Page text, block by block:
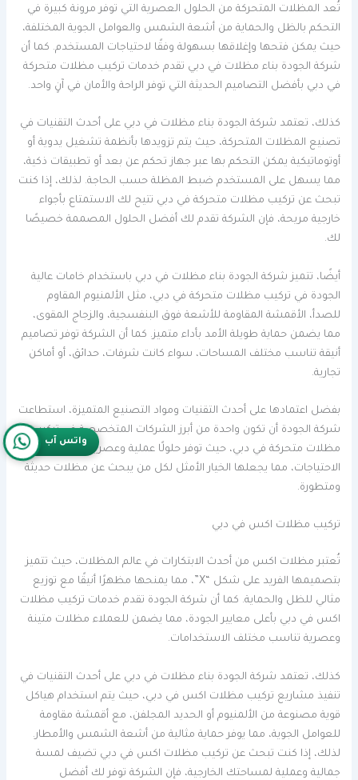
تُعد المظلات المتحركة من الحلول العصرية التي توفر مرونة كبيرة في
التحكم بالظل والحماية من أشعة الشمس والعوامل الجوية المختلفة،
حيث يمكن فتحها وإغلاقها بسهولة وفقًا لاحتياجات المستخدم. كما أن
شركة الجودة بناء مظلات في دبي تقدم خدمات تركيب مظلات متحركة
في دبي بأفضل التصاميم الحديثة التي توفر الراحة والأمان في آنٍ واحد.
كذلك، تعتمد شركة الجودة بناء مظلات في دبي على أحدث التقنيات في
تصنيع المظلات المتحركة، حيث يتم تزويدها بأنظمة تشغيل يدوية أو
أوتوماتيكية يمكن التحكم بها عبر جهاز تحكم عن بعد أو تطبيقات ذكية،
مما يسهل على المستخدم ضبط المظلة حسب الحاجة. لذلك، إذا كنت
تبحث عن تركيب مظلات متحركة في دبي تتيح لك الاستمتاع بأجواء
خارجية مريحة، فإن الشركة تقدم لك أفضل الحلول المصممة خصيصًا
لك.
أيضًا، تتميز شركة الجودة بناء مظلات في دبي باستخدام خامات عالية
الجودة في تركيب مظلات متحركة في دبي، مثل الألمنيوم المقاوم
للصدأ، الأقمشة المقاومة للأشعة فوق البنفسجية، والزجاج المقوى،
مما يضمن حماية طويلة الأمد بأداء متميز. كما أن الشركة توفر تصاميم
أنيقة تناسب مختلف المساحات، سواء كانت شرفات، حدائق، أو أماكن
تجارية.
بفضل اعتمادها على أحدث التقنيات ومواد التصنيع المتميزة، استطاعت
شركة الجودة أن تكون واحدة من أبرز الشركات المتخصصة في تركيب
مظلات متحركة في دبي، حيث توفر حلولًا عملية وعصرية تناسب جميع
الاحتياجات، مما يجعلها الخيار الأمثل لكل من يبحث عن مظلات حديثة
ومتطورة.
تركيب مظلات اكس في دبي
تُعتبر مظلات اكس من أحدث الابتكارات في عالم المظلات، حيث تتميز
بتصميمها الفريد على شكل “X”، مما يمنحها مظهرًا أنيقًا مع توزيع
مثالي للظل والحماية. كما أن شركة الجودة تقدم خدمات تركيب مظلات
اكس في دبي بأعلى معايير الجودة، مما يضمن للعملاء مظلات متينة
وعصرية تناسب مختلف الاستخدامات.
كذلك، تعتمد شركة الجودة بناء مظلات في دبي على أحدث التقنيات في
تنفيذ مشاريع تركيب مظلات اكس في دبي، حيث يتم استخدام هياكل
قوية مصنوعة من الألمنيوم أو الحديد المجلفن، مع أقمشة مقاومة
للعوامل الجوية، مما يوفر حماية مثالية من أشعة الشمس والأمطار.
لذلك، إذا كنت تبحث عن تركيب مظلات اكس في دبي تضيف لمسة
جمالية وعملية لمساحتك الخارجية، فإن الشركة توفر لك أفضل
واتس آب